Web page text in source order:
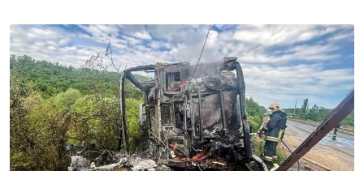
основному
содержанию